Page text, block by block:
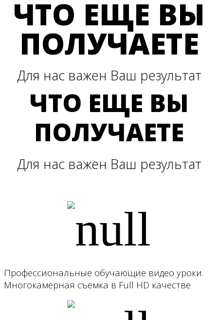
ЧТО ЕЩЕ ВЫ
ПОЛУЧАЕТЕ
Для нас важен Ваш результат
ЧТО ЕЩЕ ВЫ
ПОЛУЧАЕТЕ
Для нас важен Ваш результат
Профессиональные обучающие видео уроки.
Многокамерная съемка в Full HD качестве